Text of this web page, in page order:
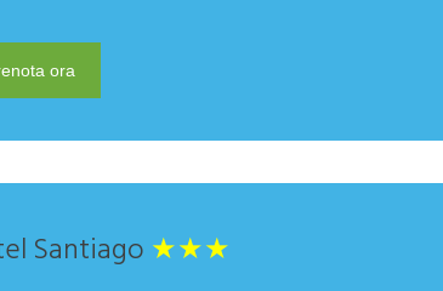
ora
Santiago ★★★